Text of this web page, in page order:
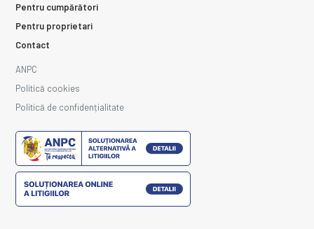
Pentru cumpărători
Pentru proprietari
Contact
ANPC
Politică cookies
Politică de confidențialitate